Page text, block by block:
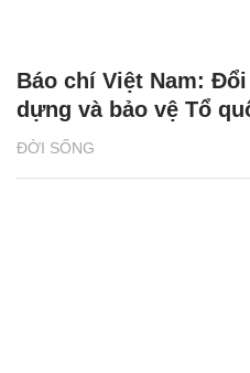
ĐỜI SỐNG
Báo chí Việt Nam:
dựng và bảo vệ Tổ